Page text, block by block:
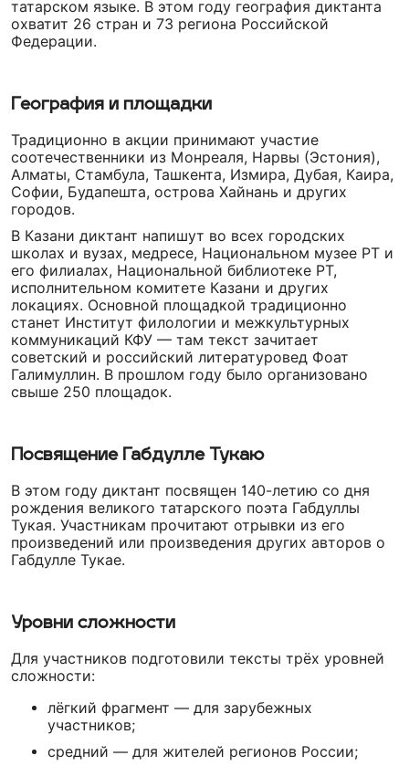
татарском языке. В этом году география диктанта
охватит 26 стран и 73 региона Российской
Федерации.
География и площадки
Традиционно в акции принимают участие
соотечественники из Монреаля, Нарвы (Эстония),
Алматы, Стамбула, Ташкента, Измира, Дубая, Каира,
Софии, Будапешта, острова Хайнань и других
городов.
В Казани диктант напишут во всех городских
школах и вузах, медресе, Национальном музее РТ и
его филиалах, Национальной библиотеке РТ,
исполнительном комитете Казани и других
локациях. Основной площадкой традиционно
станет Институт филологии и межкультурных
коммуникаций КФУ — там текст зачитает
советский и российский литературовед Фоат
Галимуллин. В прошлом году было организовано
свыше 250 площадок.
Посвящение Габдулле Тукаю
В этом году диктант посвящен 140-летию со дня
рождения великого татарского поэта Габдуллы
Тукая. Участникам прочитают отрывки из его
произведений или произведения других авторов о
Габдулле Тукае.
Уровни сложности
Для участников подготовили тексты трёх уровней
сложности:
лёгкий фрагмент — для зарубежных
участников;
средний — для жителей регионов России;